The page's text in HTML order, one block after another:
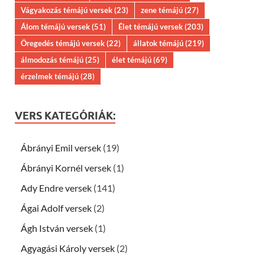
Vágyakozás témájú versek(23) zene témájú(27)
Álom témájú versek(51) Élet témájú versek(203)
Öregedés témájú versek(22) állatok témájú(219)
álmodozás témájú(25) élet témájú(69)
érzelmek témájú(28)
VERS KATEGÓRIÁK:
Ábrányi Emil versek (19)
Ábrányi Kornél versek (1)
Ady Endre versek (141)
Ágai Adolf versek (2)
Ágh István versek (1)
Agyagási Károly versek (2)